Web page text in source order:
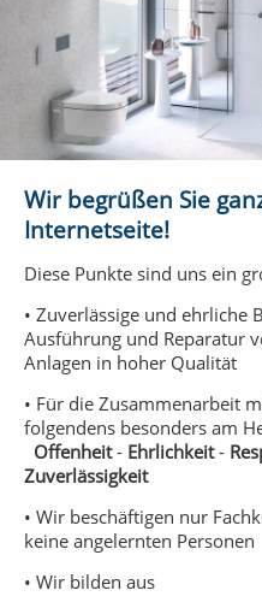
Wir begrüßen Sie
Internetseite!
Diese Punkte sind uns ein
• Zuverlässige und ehrliche
Ausführung und Reparatur
Anlagen in hoher Qualität
• Für die Zusammenarbeit
folgendens besonders am
Offenheit- Ehrlichkeit-
Zuverlässigkeit
• Wir beschäftigen nur
keine angelernten Personen
• Wir bilden aus